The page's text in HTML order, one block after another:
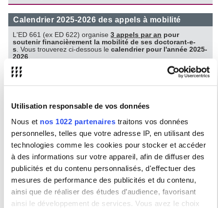
Utilisation responsable de vos données
Nous et nos 1022 partenaires traitons vos données
personnelles, telles que votre adresse IP, en utilisant des
technologies comme les cookies pour stocker et accéder
à des informations sur votre appareil, afin de diffuser des
publicités et du contenu personnalisés, d'effectuer des
mesures de performance des publicités et du contenu,
ainsi que de réaliser des études d’audience, favorisant
ainsi le développement de services. Vous avez le choix
Calendrier 2025-2026 des appels à mobilité
L'ED 661 (ex ED 622) organise3 appels par an pour
soutenir financièrement la mobilité de ses doctorant-e-
s. Vous trouverez ci-dessous lecalendrier pour l'année 2025-
2026.
En dehors de ces 3 appels annuels,
il est donc inutile de
contacter l'école doctorale
pour faire une demande d'aide
financière car l'ED n'acceptera aucune demande en dehors de
1er Appel 2025-2026: pour des missions entre le 1er
décembre 2025 et le 30 avril 2026.
Date limite de
candidature : lundi 19 janvier 2026, 8h00. Appel clos
2ᵉ Appel 2025-2026: pour des missions entre le 1er avril
lundi 09 mars 2026, 8h00.Appel clos
3ᵉ appel 2025-2026: pour des missions entre le 1er août
2026 et le 31 décembre 2026.
Date limite de
candidature : lundi 14 septembre 2026, 8h00.L'appel
sera lancé courant juin 2026
Pour en savoir plus pour sur les modalités et comment